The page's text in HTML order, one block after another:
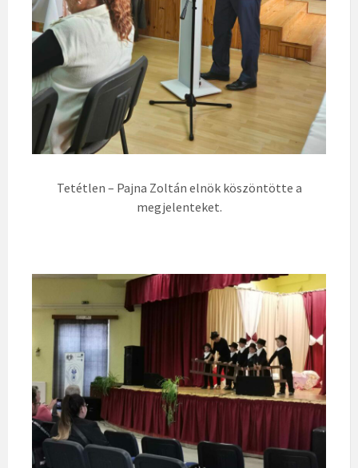
Tetétlen – Pajna Zoltán elnök köszöntötte a
megjelenteket.